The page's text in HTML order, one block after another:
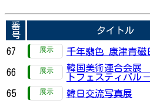
番
号
タイトル
67 千年翡色 康津青磁
66
韓国美術連合会展
トフェスティバル－
65
韓日交流写真展